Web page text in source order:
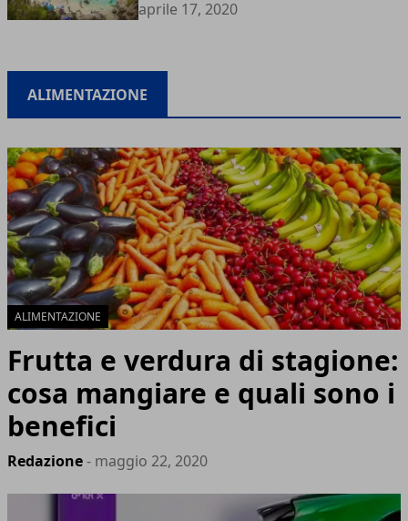
aprile 17, 2020
ALIMENTAZIONE
ALIMENTAZIONE
Frutta e verdura di stagione:
cosa mangiare e quali sono i
benefici
Redazione- maggio 22, 2020